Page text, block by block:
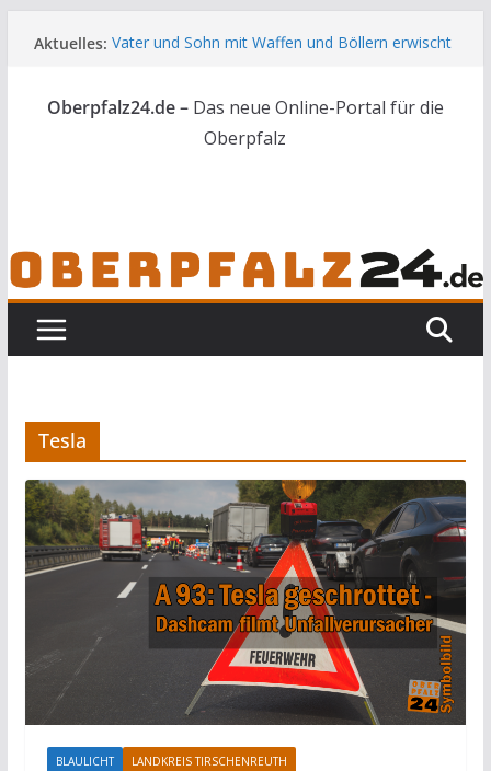
Inhalt
Aktuelles: Vater und Sohn mit Waffen und Böllern erwischt
Audi prallt gegen Brückengeländer in Weiden
Ortsumgehung Waldershof ist eröffnet
Deutsch-amerikanischer Schüleraustausch zu
Oberpfalz24.de – Das neue Online-Portal für die
Oberpfalz
Tesla
BLAULICHT LANDKREIS TIRSCHENREUTH